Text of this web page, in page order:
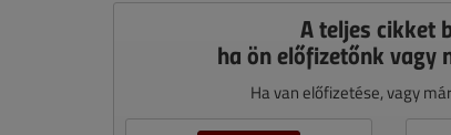
A teljes cikket
ha ön előfizetőnk vagy
Ha van előfizetése, vagy